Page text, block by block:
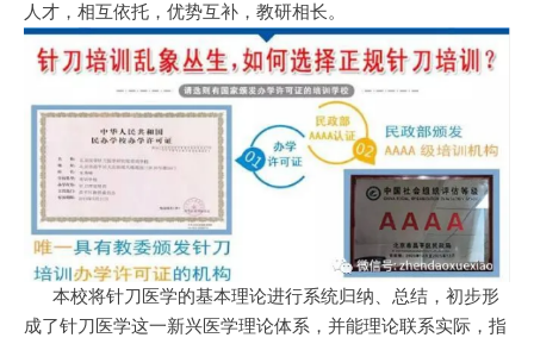
人才，相互依托，优势互补，教研相长。
本校将针刀医学的基本理论进行系统归纳、总结，初步形
成了针刀医学这一新兴医学理论体系，并能理论联系实际，指